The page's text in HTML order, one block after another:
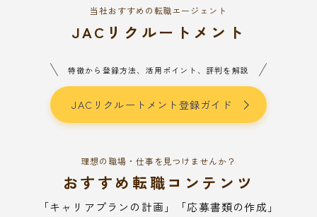
当社おすすめの転職エージェント
JACリクルートメント
特徴から登録方法、活用ポイント、評判を解説
JACリクルートメント登録ガイド
理想の職場・仕事を見つけませんか？
おすすめ転職コンテンツ
「キャリアプランの計画」「応募書類の作成」